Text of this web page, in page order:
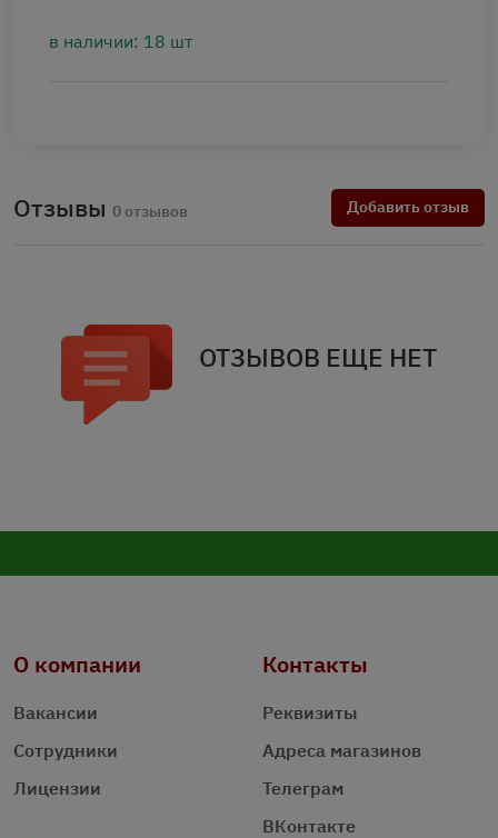
в наличии: 18 шт
Отзывы 0 отзывов Добавить отзыв
ОТЗЫВОВ ЕЩЕ НЕТ
О компании
Вакансии
Сотрудники
Лицензии
Контакты
Реквизиты
Адреса магазинов
Телеграм
ВКонтакте